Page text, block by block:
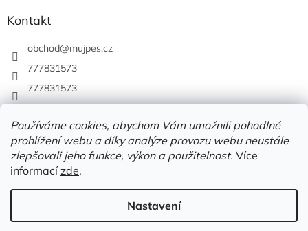
Používáme cookies, abychom Vám umožnili pohodlné
prohlížení webu a díky analýze provozu webu neustále
zlepšovali jeho funkce, výkon a použitelnost. Více
informacízde.
Nastavení
Kontakt
obchod@mujpes.cz
777831573
777831573
Vytvořil Shoptet